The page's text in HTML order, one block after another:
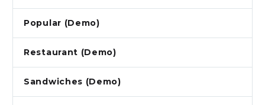
Popular (Demo)
Restaurant (Demo)
Sandwiches (Demo)